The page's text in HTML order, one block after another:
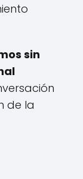
sin
de la